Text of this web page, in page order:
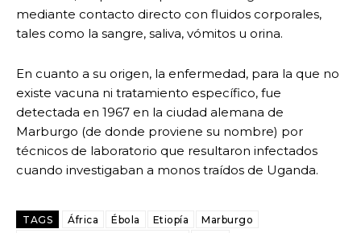
mediante contacto directo con fluidos corporales,
tales como la sangre, saliva, vómitos u orina.
En cuanto a su origen, la enfermedad, para la que no
existe vacuna ni tratamiento específico, fue
detectada en 1967 en la ciudad alemana de
Marburgo (de donde proviene su nombre) por
técnicos de laboratorio que resultaron infectados
cuando investigaban a monos traídos de Uganda.
TAGS África Ébola Etiopía
Marburgo